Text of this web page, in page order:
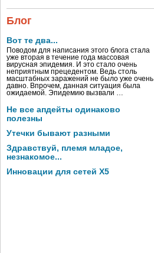
Блог
Вот те два...
Поводом для написания этого блога стала
уже вторая в течение года массовая
вирусная эпидемия. И это стало очень
неприятным прецедентом. Ведь столь
масштабных заражений не было уже очень
давно. Впрочем, данная ситуация была
ожидаемой. Эпидемию вызвали …
Не все апдейты одинаково
полезны
Утечки бывают разными
Здравствуй, племя младое,
незнакомое...
Инновации для сетей X5